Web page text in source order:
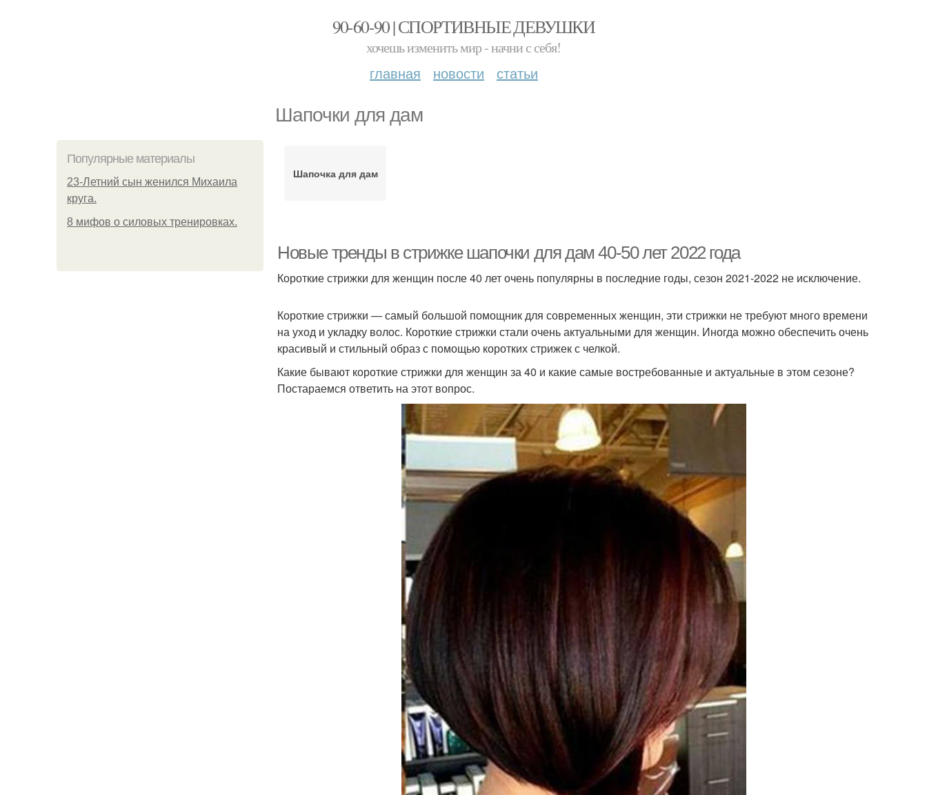
90-60-90 | СПОРТИВНЫЕ ДЕВУШКИ
хочешь изменить мир - начни с себя!
главная новости статьи
Шапочки для дам
Популярные материалы
23-Летний сын женился Михаила
круга.
8 мифов о силовых тренировках.
Шапочка для дам
Новые тренды в стрижке шапочки для дам 40-50 лет 2022 года
Короткие стрижки для женщин после 40 лет очень популярны в последние годы, сезон 2021-2022 не исключение.
Короткие стрижки — самый большой помощник для современных женщин, эти стрижки не требуют много времени
на уход и укладку волос. Короткие стрижки стали очень актуальными для женщин. Иногда можно обеспечить очень
красивый и стильный образ с помощью коротких стрижек с челкой.
Какие бывают короткие стрижки для женщин за 40 и какие самые востребованные и актуальные в этом сезоне?
Постараемся ответить на этот вопрос.